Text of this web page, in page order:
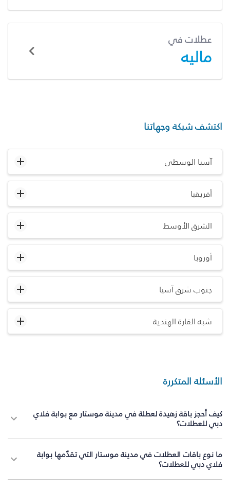
عطلات في
ماليه
اكتشف شبكة وجهاتنا
آسيا الوسطى
أفريقيا
الشرق الأوسط
أوروبا
جنوب شرق آسيا
شبه القارة الهندية
الأسئلة المتكررة
كيف أحجز باقة زهيدة لعطلة في مدينة موستار مع بوابة فلاي
دبي للعطلات؟
ما نوع باقات العطلات في مدينة موستار التي تقدّمها بوابة
فلاي دبي للعطلات؟